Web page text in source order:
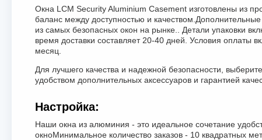
Окна LCM Security Aluminium Casement изготовлены из
баланс между доступностью и
из самых безопасных окон на рынке.. Детали упаковки
время доставки составляет 20-40 дней. Условия оплаты
месяц.
Для лучшего качества и надежной безопасности,
удобством дополнительных аксессуаров и гарантией
Настройка:
Наши окна из алюминия - это идеальное сочетание
окноМинимальное количество заказов - 10 квадратных